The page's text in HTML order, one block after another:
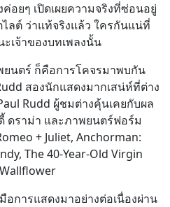
อยๆ เปิดเผยความจริงที่ซ่อนอยู่
ลต์ ว่าแท้จริงแล้ว ใครกันแน่ที่
เจ้าของบทเพลงนั้น
นตร์ ก็คือการโคจรมาพบกัน
สองนักแสดงมากเสน่ห์ที่ต่าง
Rudd ผู้ชมต่างคุ้นเคยกับผล
ดราม่า และภาพยนตร์ฟอร์ม
+ Juliet, Anchorman:
The 40-Year-Old Virgin
การแสดงมาอย่างต่อเนื่องผ่าน